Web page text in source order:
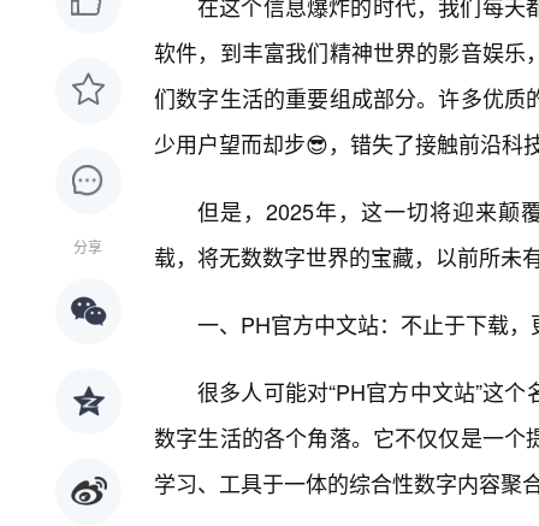
分享
软件，到丰富我们精神世界的影音娱
们数字生活的重要组成部分。许多优
少用户望而却步😎，错失了接触前沿科
但是，2025年，这一切将迎来颠
载，将无数数字世界的宝藏，以前所未
一、PH官方中文站：不止于下载
很多人可能对“PH官方中文站”这
数字生活的各个角落。它不仅仅是一
学习、工具于一体的综合性数字内容聚